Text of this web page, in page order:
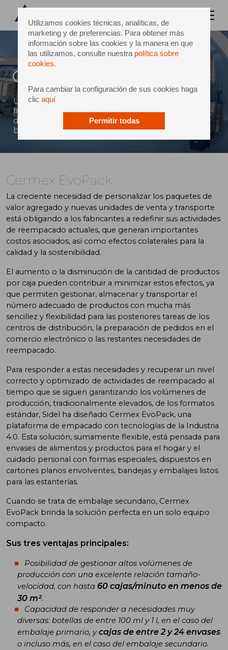
Utilizamos cookies técnicas, analíticas, de
marketing y de preferencias. Para obtener más
información sobre las cookies y la manera en que
las utilizamos, consulte nuestra política sobre
cookies.
Para cambiar la configuración de sus cookies haga
clic aquí
Permitir todas
Cermex EvoPack
Una plataforma de empacado sumamente
flexible para envases de formas especiales
dispuestos en cartones planos envolventes,
bandejas y embalajes listos para las estanterías
Cermex EvoPack
La creciente necesidad de personalizar los paquetes de
valor agregado y nuevas unidades de venta y transporte
está obligando a los fabricantes a redefinir sus actividades
de reempacado actuales, que generan importantes
costos asociados, así como efectos colaterales para la
calidad y la sostenibilidad.
El aumento o la disminución de la cantidad de productos
por caja pueden contribuir a minimizar estos efectos, ya
que permiten gestionar, almacenar y transportar el
número adecuado de productos con mucha más
sencillez y flexibilidad para las posteriores tareas de los
centros de distribución, la preparación de pedidos en el
comercio electrónico o las restantes necesidades de
reempacado.
Para responder a estas necesidades y recuperar un nivel
correcto y optimizado de actividades de reempacado al
tiempo que se siguen garantizando los volúmenes de
producción, tradicionalmente elevados, de los formatos
estándar, Sidel ha diseñado Cermex EvoPack, una
plataforma de empacado con tecnologías de la Industria
4.0. Esta solución, sumamente flexible, está pensada para
envases de alimentos y productos para el hogar y el
cuidado personal con formas especiales, dispuestos en
cartones planos envolventes, bandejas y embalajes listos
para las estanterías.
Cuando se trata de embalaje secundario, Cermex
EvoPack brinda la solución perfecta en un solo equipo
compacto.
Sus tres ventajas principales:
Posibilidad de gestionar altos volúmenes de
producción con una excelente relación tamaño-
velocidad, con hasta 60 cajas/minuto en menos de
30 m².
Capacidad de responder a necesidades muy
diversas: botellas de entre 100 ml y 1 l, en el caso del
embalaje primario, ycajas de entre 2 y 24 envases
o incluso más, en el caso del embalaje secundario.